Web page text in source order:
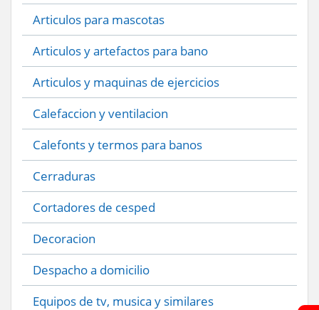
Articulos para mascotas
Articulos y artefactos para bano
Articulos y maquinas de ejercicios
Calefaccion y ventilacion
Calefonts y termos para banos
Cerraduras
Cortadores de cesped
Decoracion
Despacho a domicilio
Equipos de tv, musica y similares